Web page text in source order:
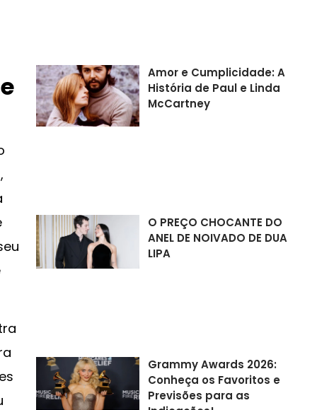
Amor e Cumplicidade: A
História de Paul e Linda
McCartney
O PREÇO CHOCANTE DO
ANEL DE NOIVADO DE DUA
LIPA
Grammy Awards 2026:
Conheça os Favoritos e
Previsões para as